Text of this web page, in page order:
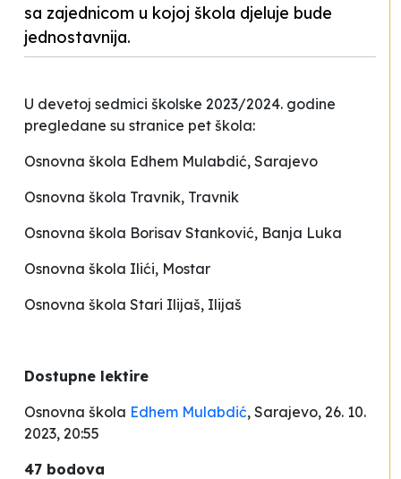
sa zajednicom u kojoj škola djeluje bude
jednostavnija.
U devetoj sedmici školske 2023/2024. godine
pregledane su stranice pet škola:
Osnovna škola Edhem Mulabdić, Sarajevo
Osnovna škola Travnik, Travnik
Osnovna škola Borisav Stanković, Banja Luka
Osnovna škola Ilići, Mostar
Osnovna škola Stari Ilijaš, Ilijaš
Dostupne lektire
Osnovna škola Edhem Mulabdić, Sarajevo, 26. 10.
2023, 20:55
47 bodova